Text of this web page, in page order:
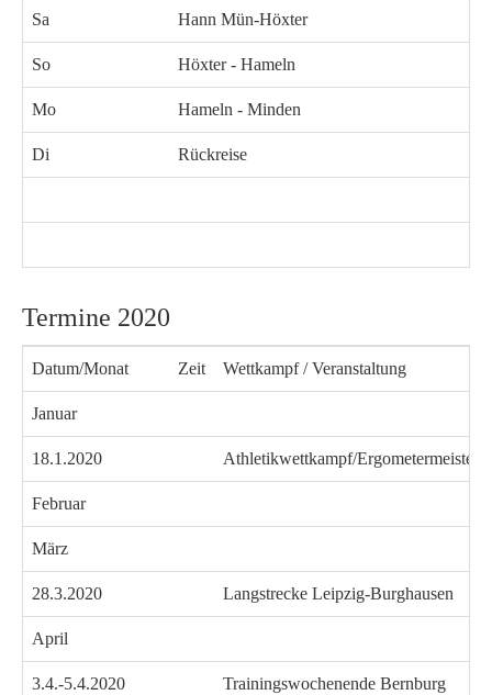
Sa Hann Mün-Höxter
So Höxter - Hameln
Mo Hameln - Minden
Di Rückreise
Termine 2020
Datum/Monat Zeit Wettkampf / Veranstaltung
Januar
18.1.2020 Athletikwettkampf/
Februar
März
28.3.2020 Langstrecke Leipzig-Burghausen
April
3.4.-5.4.2020 Trainingswochenende Bernburg